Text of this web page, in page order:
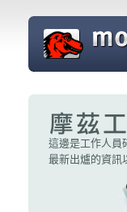
摩茲星球 |
MozTW
這邊是工作人員
最新出爐的資訊